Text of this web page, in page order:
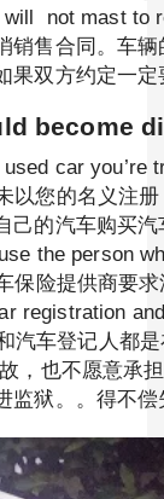
not mast to
销售合同。车
果双方约定一
become
car you’re
以您的名义注
己的汽车购买
the person
保险提供商要
registration
汽车登记人都
，也不愿意承
监狱。。得不偿